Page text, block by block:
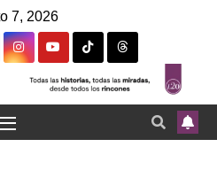
7, 2026